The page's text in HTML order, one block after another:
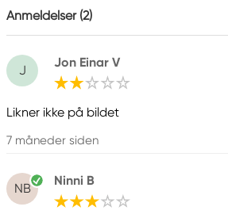
Anmeldelser (2)
J
Jon Einar V
Likner ikke på bildet
7 måneder siden
NB
Ninni B